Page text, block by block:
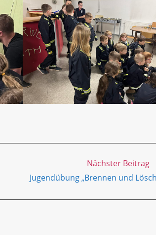
Nächster Beitrag
Jugendübung „Brennen und